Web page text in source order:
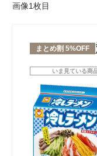
まとめ割 5%OFF
いま見ている商